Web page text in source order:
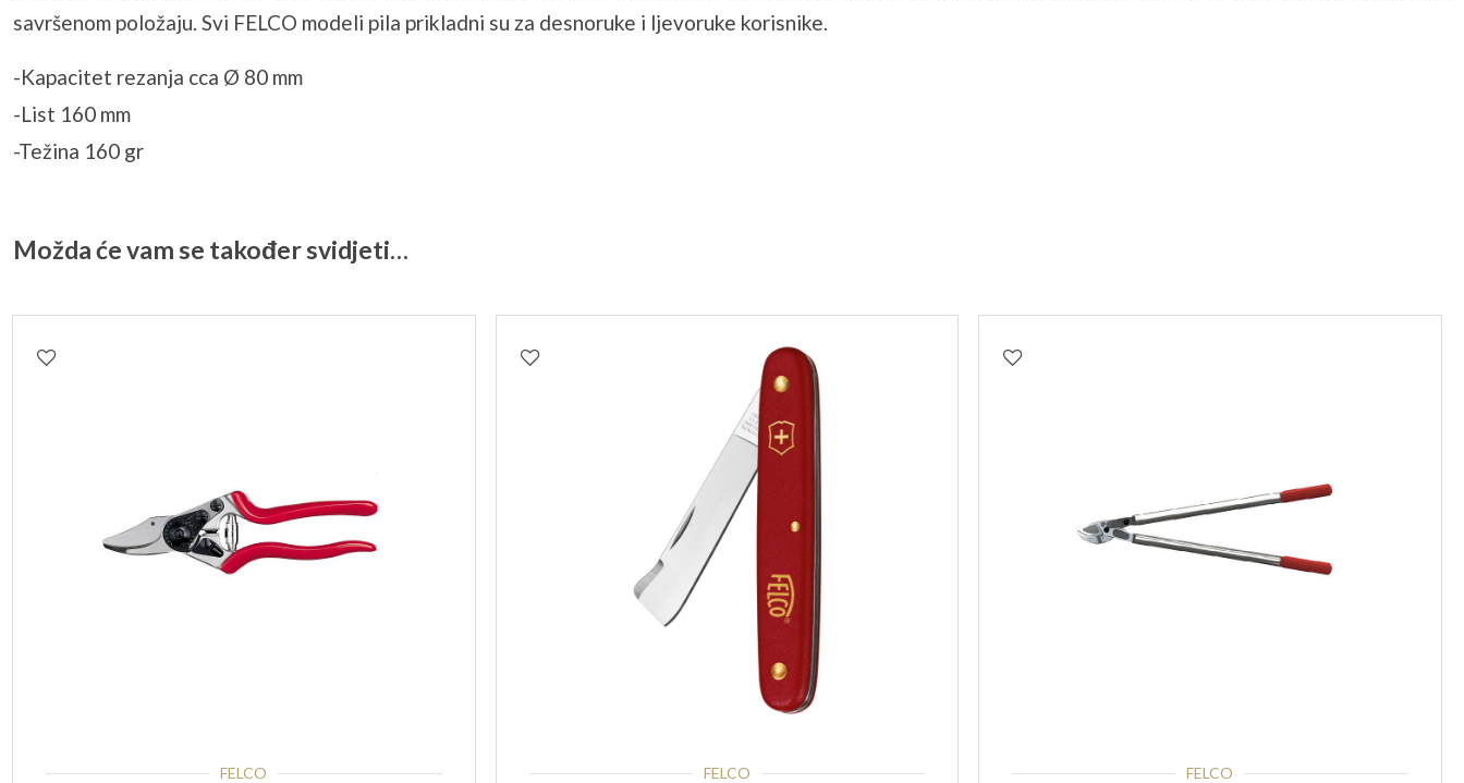
savršenom položaju. Svi FELCO modeli pila prikladni su za desnoruke i ljevoruke korisnike.
-Kapacitet rezanja cca Ø 80 mm
-List 160 mm
-Težina 160 gr
Možda će vam se također svidjeti…
FELCO
FELCO
FELCO